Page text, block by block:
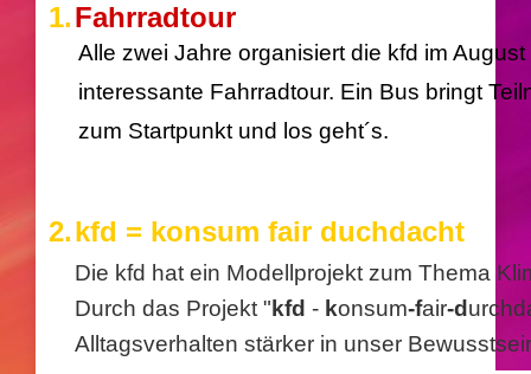
1.Fahrradtour
Alle zwei Jahre organisiert die kfd im
interessante Fahrradtour. Ein Bus bringt
zum Startpunkt und los geht´s.
2.kfd = konsum fair duchdacht
Die kfd hat ein Modellprojekt zum Thema
Durch das Projekt " kfd - konsum-fair-d
Alltagsverhalten stärker in unser